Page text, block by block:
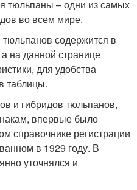
тюльпаны – одни из самых
во всем мире.
содержится в
на данной странице
для удобства
таблицы.
и гибридов тюльпанов,
впервые было
справочнике регистрации
в 1929 году. В
уточнялся и